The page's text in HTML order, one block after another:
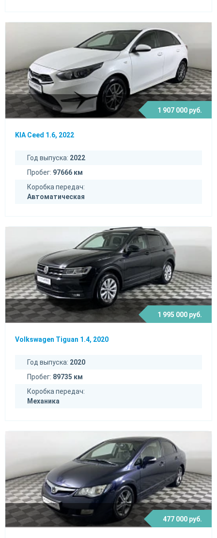
1 907 000 руб.
KIA Ceed 1.6, 2022
Год выпуска: 2022
Пробег: 97666 км
Коробка передач:
Автоматическая
1 995 000 руб.
Volkswagen Tiguan 1.4, 2020
Год выпуска: 2020
Пробег: 89735 км
Коробка передач:
Механика
477 000 руб.